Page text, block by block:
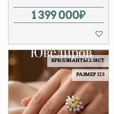
1 399 000₽
БРИЛЛИАНТЫ 2.58 CT
РАЗМЕР 17.5